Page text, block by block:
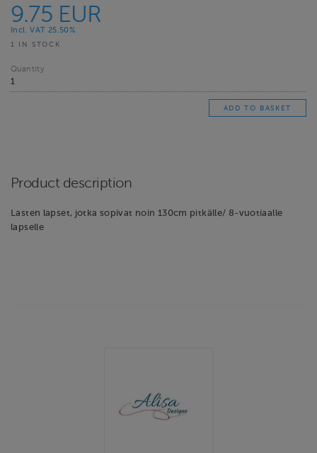
9.75 EUR
Incl. VAT 25.50%
1 IN STOCK
Quantity
Product description
Lasten lapset, jotka sopivat noin 130cm pitkälle/ 8-vuotiaalle
lapselle